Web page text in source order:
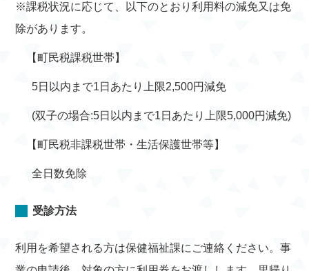
※課税状況に応じて、以下のとおり利用料の減免又は免
除があります。
【町民税課税世帯】
5日以内まで1日あたり上限2,500円減免
(双子の場合:5日以内まで1日あたり上限5,000円減免)
【町民税非課税世帯・生活保護世帯等】
全日数免除
受診方法
利用を希望される方は保健福祉課にご連絡ください。事